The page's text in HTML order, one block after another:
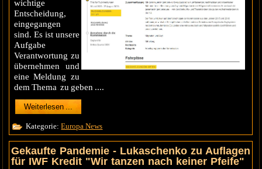
wichtige
Entscheidung,
eingegangen
sind. Es ist unsere
Aufgabe
Verantwortung zu
übernehmen und
eine Meldung zu
dem Thema zu geben ....
Weiterlesen ...
Kategorie:Europa News
Gekaufte Pandemie - Lukaschenko zu Auflagen
für IWF Kredit "Wir tanzen nach keiner Pfeife"